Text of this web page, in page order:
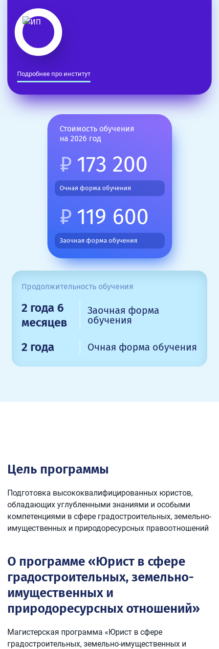
Подробнее про институт
Стоимость обучения
на 2026 год
₽ 173 200
Очная форма обучения
₽ 119 600
Заочная форма обучения
Продолжительность обучения
2 года 6
месяцев
Заочная форма
обучения
2 года Очная форма обучения
Цель программы
Подготовка высококвалифицированных юристов,
обладающих углубленными знаниями и особыми
компетенциями в сфере градостроительных, земельно-
имущественных и природоресурсных правоотношений
О программе «Юрист в сфере
градостроительных, земельно-
имущественных и
природоресурсных отношений»
Магистерская программа «Юрист в сфере
градостроительных, земельно-имущественных и